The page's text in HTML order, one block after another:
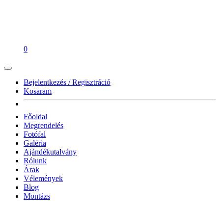
0
Bejelentkezés / Regisztráció
Kosaram
Főoldal
Megrendelés
Fotófal
Galéria
Ajándékutalvány
Rólunk
Árak
Vélemények
Blog
Montázs